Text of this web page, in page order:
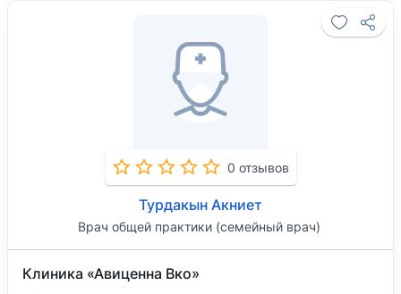
0 отзывов
Турдакын Акниет
Врач общей практики (семейный врач)
Клиника «Авиценна Вко»